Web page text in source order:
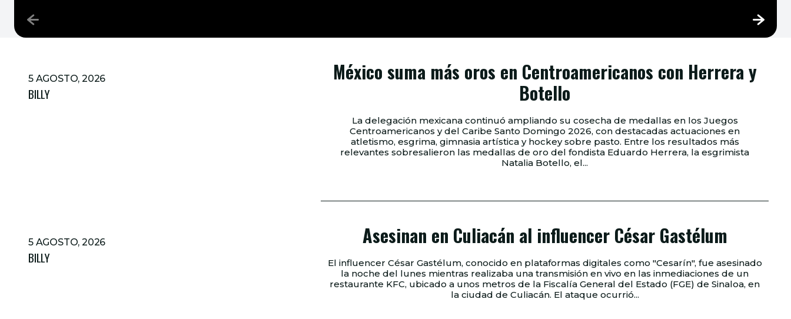
5 AGOSTO, 2026
BILLY
México suma más oros en Centroamericanos con Herrera y
Botello
La delegación mexicana continuó ampliando su cosecha de medallas en los Juegos
Centroamericanos y del Caribe Santo Domingo 2026, con destacadas actuaciones en
atletismo, esgrima, gimnasia artística y hockey sobre pasto. Entre los resultados más
relevantes sobresalieron las medallas de oro del fondista Eduardo Herrera, la esgrimista
Natalia Botello, el...
5 AGOSTO, 2026
BILLY
Asesinan en Culiacán al influencer César Gastélum
El influencer César Gastélum, conocido en plataformas digitales como "Cesarín", fue asesinado
la noche del lunes mientras realizaba una transmisión en vivo en las inmediaciones de un
restaurante KFC, ubicado a unos metros de la Fiscalía General del Estado (FGE) de Sinaloa, en
la ciudad de Culiacán. El ataque ocurrió...